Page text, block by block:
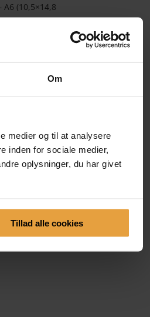
Om
medier og til at analysere
inden for sociale medier,
oplysninger, du har givet
Tillad alle cookies
(10,5×14,8